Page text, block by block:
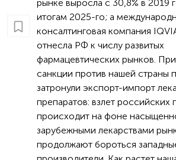
рынке выросла с 30,8% в 2019
итогам 2025-го; а
консалтинговая компания
отнесла РФ к числу развитых
фармацевтических рынков.
санкции против нашей страны
затронули экспорт-импорт
препаратов: взлет российских
происходит на фоне
зарубежными лекарствами
продолжают бороться